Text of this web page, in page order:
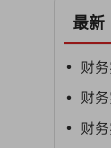
最新
• 财